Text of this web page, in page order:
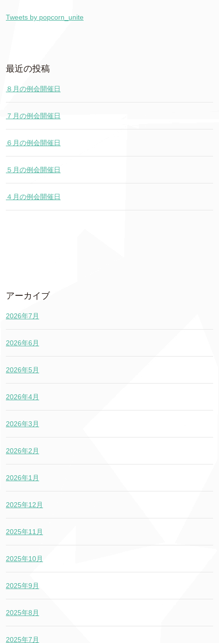
Tweets by popcorn_unite
最近の投稿
８月の例会開催日
７月の例会開催日
６月の例会開催日
５月の例会開催日
４月の例会開催日
アーカイブ
2026年7月
2026年6月
2026年5月
2026年4月
2026年3月
2026年2月
2026年1月
2025年12月
2025年11月
2025年10月
2025年9月
2025年8月
2025年7月